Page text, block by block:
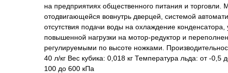
на предприятиях общественного питания и торговли.
отодвигающейся вовнутрь дверцей, системой
отсутствия подачи воды на охлаждение конденсатора,
повышенной нагрузки на мотор-редуктор и
регулируемыми по высоте ножками.
40 л/кг Вес кубика: 0,018 кг Температура льда: от -0,5
100 до 600 кПа